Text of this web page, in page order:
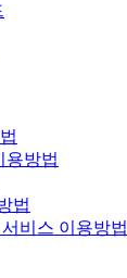
용방법
법
비스 이용방법